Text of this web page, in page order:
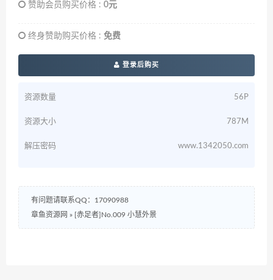
赞助会员购买价格 : 0元
终身赞助购买价格 : 免费
登录后购买
资源数量 56P
资源大小 787M
解压密码 www.1342050.com
有问题请联系QQ：17090988
章鱼资源网 » [赤足者]No.009 小慧外景